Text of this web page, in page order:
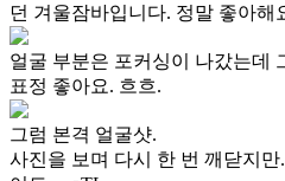
던 겨울잠바입니다. 정말 좋아해
얼굴 부분은 포커싱이 나갔는데
표정 좋아요. 흐흐.
그럼 본격 얼굴샷.
사진을 보며 다시 한 번 깨닫지